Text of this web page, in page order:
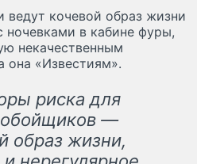
кочевой образ жизни
ночевками в кабине фуры,
некачественным
она «Известиям».
риска для
—
образ жизни,